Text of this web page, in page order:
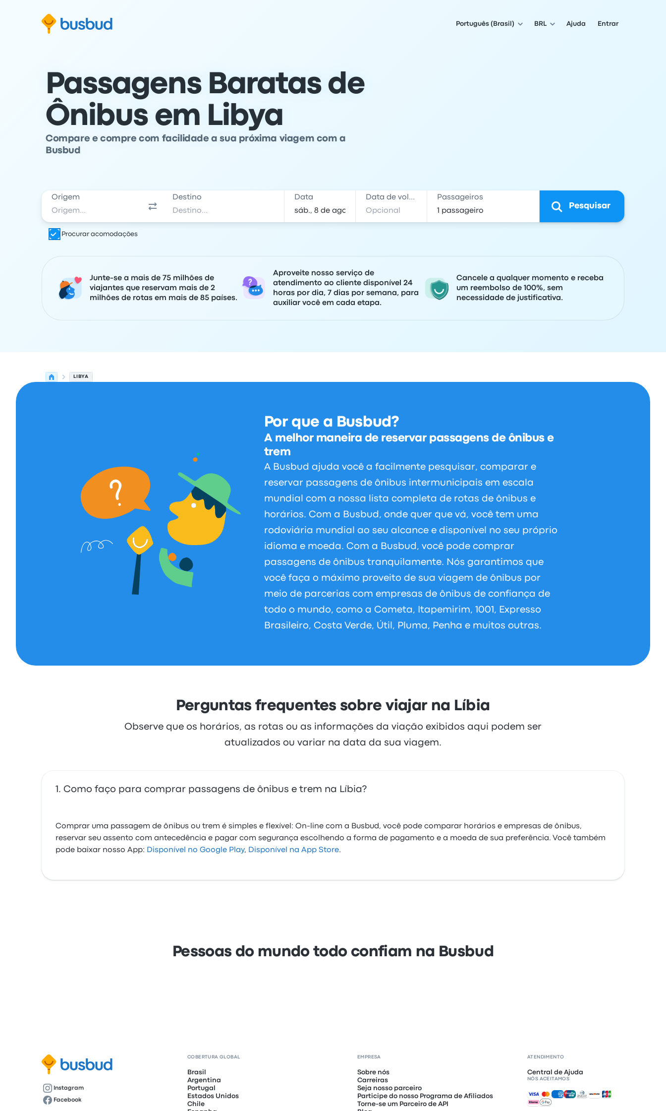
o formulário de busca
Ir para o conteúdo
Ir para o rodapé
Português (Brasil) BRL Ajuda Entrar
Passagens Baratas de
Ônibus em Libya
Compare e compre com facilidade a sua próxima viagem com a
Busbud
Origem Destino Data Data de volta Passageiros
Pesquisar
Procurar acomodações
Junte-se a mais de 75 milhões de
viajantes que reservam mais de 2
milhões de rotas em mais de 85 países.
Aproveite nosso serviço de
atendimento ao cliente disponível 24
horas por dia, 7 dias por semana, para
auxiliar você em cada etapa.
Cancele a qualquer momento e receba
um reembolso de 100%, sem
necessidade de justificativa.
LIBYA
Por que a Busbud?
A melhor maneira de reservar passagens de ônibus e
trem
A Busbud ajuda você a facilmente pesquisar, comparar e
reservar passagens de ônibus intermunicipais em escala
mundial com a nossa lista completa de rotas de ônibus e
horários. Com a Busbud, onde quer que vá, você tem uma
rodoviária mundial ao seu alcance e disponível no seu próprio
idioma e moeda. Com a Busbud, você pode comprar
passagens de ônibus tranquilamente. Nós garantimos que
você faça o máximo proveito de sua viagem de ônibus por
meio de parcerias com empresas de ônibus de confiança de
todo o mundo, como a Cometa, Itapemirim, 1001, Expresso
Brasileiro, Costa Verde, Útil, Pluma, Penha e muitos outras.
Perguntas frequentes sobre viajar na Líbia
Observe que os horários, as rotas ou as informações da viação exibidos aqui podem ser
atualizados ou variar na data da sua viagem.
Como faço para comprar passagens de ônibus e trem na Líbia?
Comprar uma passagem de ônibus ou trem é simples e flexível: On-line com a Busbud, você pode comparar horários e empresas de ônibus,
reservar seu assento com antecedência e pagar com segurança escolhendo a forma de pagamento e a moeda de sua preferência. Você também
pode baixar nosso App: Disponível no Google Play, Disponível na App Store.
Pessoas do mundo todo confiam na Busbud
Instagram
Facebook
COBERTURA GLOBAL
Brasil
Argentina
Portugal
Estados Unidos
Chile
EMPRESA
Sobre nós
Carreiras
Seja nosso parceiro
Participe do nosso Programa de Afiliados
Torne-se um Parceiro de API
ATENDIMENTO
Central de Ajuda
NÓS ACEITAMOS
Pagamentos aceitos